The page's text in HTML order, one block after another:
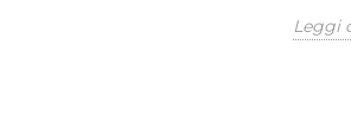
Leggi